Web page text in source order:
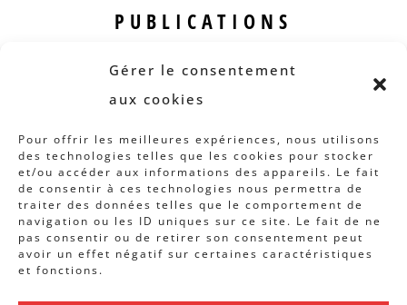
Gérer le consentement
aux cookies
Pour offrir les meilleures expériences, nous utilisons
des technologies telles que les cookies pour stocker
et/ou accéder aux informations des appareils. Le fait
de consentir à ces technologies nous permettra de
traiter des données telles que le comportement de
navigation ou les ID uniques sur ce site. Le fait de ne
pas consentir ou de retirer son consentement peut
avoir un effet négatif sur certaines caractéristiques
et fonctions.
PUBLICATIONS
Revue B.I.S.
Rapports et analyses
Articles
AUTRES INFOS
Actions
Concertation
Archives